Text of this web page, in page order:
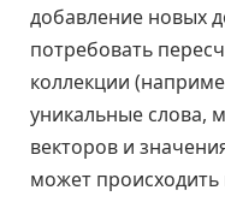
добавление новых
потребовать
коллекции
уникальные слова,
векторов и
может происходить